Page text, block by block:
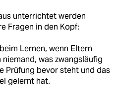
unterrichtet werden
Fragen in den Kopf:
Lernen, wenn Eltern
was zwangsläufig
Prüfung bevor steht und das
gelernt hat.